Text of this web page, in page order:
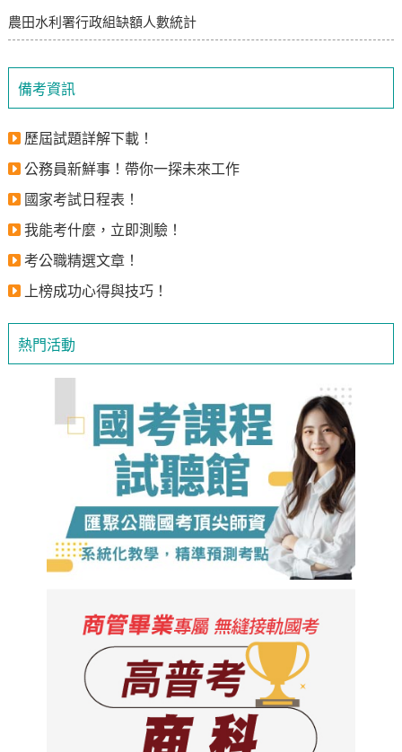
備考資訊
歷屆試題詳解下載！
公務員新鮮事！帶你一探未來工作
國家考試日程表！
我能考什麼，立即測驗！
考公職精選文章！
上榜成功心得與技巧！
熱門活動
農田水利署行政組缺額人數統計